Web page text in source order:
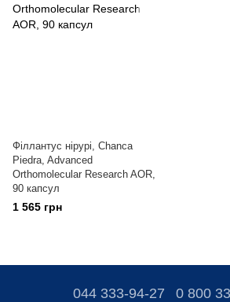
Філлантус нірурі, Chanca
Piedra, Advanced
Orthomolecular Research AOR,
90 капсул
1 565 грн
044 333-94-27 0 800